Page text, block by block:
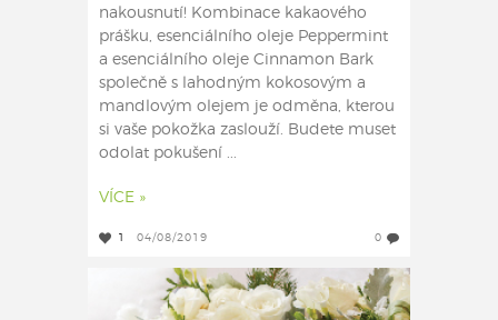
nakousnutí! Kombinace kakaového
prášku, esenciálního oleje Peppermint
a esenciálního oleje Cinnamon Bark
společně s lahodným kokosovým a
mandlovým olejem je odměna, kterou
si vaše pokožka zaslouží. Budete muset
odolat pokušení ...
VÍCE »
1 04/08/2019 0